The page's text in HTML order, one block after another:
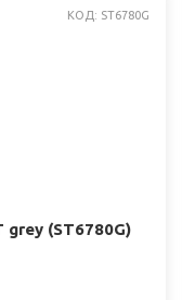
КОД: ST6780G
grey (ST6780G)